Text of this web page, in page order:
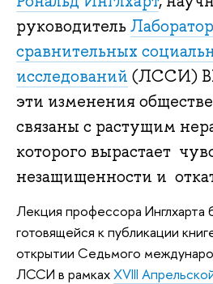
руководитель
сравнительных
исследований (ЛССИ)
эти изменения
связаны с растущим
которого вырастает
незащищенности и
Лекция профессора Инглхарта
готовящейся к публикации
открытии Седьмого
ЛССИ в рамкахXVIII